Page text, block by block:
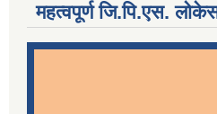
महत्वपूर्ण जि.पि.एस.